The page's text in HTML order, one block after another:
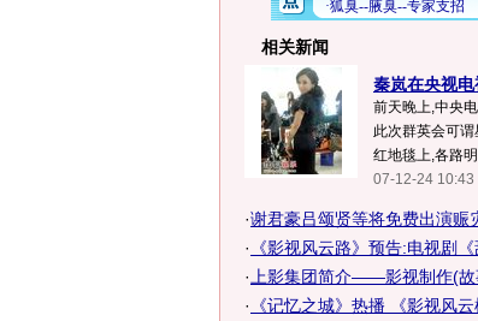
相关新闻
秦岚在央视
前天晚上,中央
此次群英会可
红地毯上,各路
07-12-24 10:43
·谢君豪吕颂贤等将免费出演赈
· 《影视风云路》预告:电视剧
· 上影集团简介——影视制作(
· 《记忆之城》热播 《影视风